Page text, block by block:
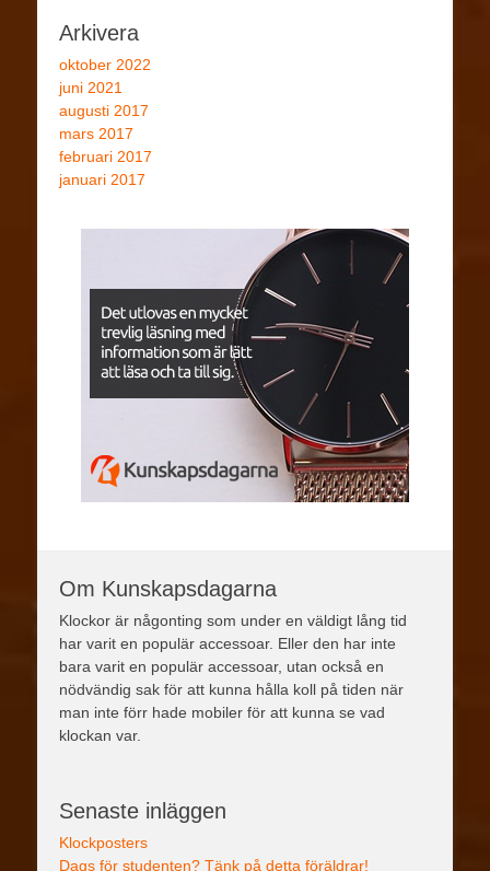
Arkivera
oktober 2022
juni 2021
augusti 2017
mars 2017
februari 2017
januari 2017
Om Kunskapsdagarna
Klockor är någonting som under en väldigt lång tid
har varit en populär accessoar. Eller den har inte
bara varit en populär accessoar, utan också en
nödvändig sak för att kunna hålla koll på tiden när
man inte förr hade mobiler för att kunna se vad
klockan var.
Senaste inläggen
Klockposters
Dags för studenten? Tänk på detta föräldrar!